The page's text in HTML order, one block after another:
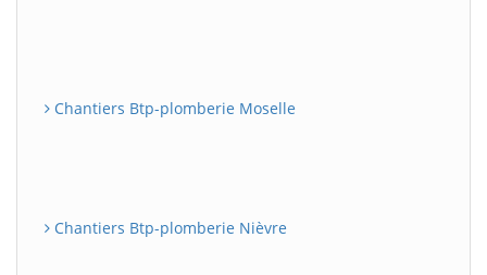
Chantiers Btp-plomberie Moselle
Chantiers Btp-plomberie Nièvre